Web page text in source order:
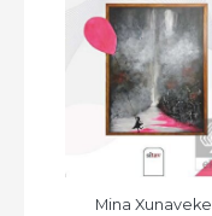
Mina Xunaveke